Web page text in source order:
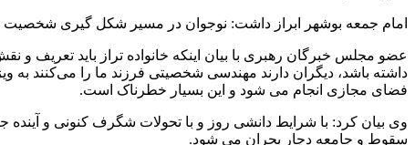
امام جمعه بوشهر ابراز داشت: نوجوان در مسیر شکل گیری شخصیت
عضو مجلس خبرگان رهبری با بیان اینکه خانواده تراز باید تعریف
داشته باشد، دیگران دارند مهندسی شخصیتی فرزند ما را می‌کنند
فضای مجازی انجام می شود و این بسیار خطرناک است.
وی بیان کرد: با شرایط دانشی روز و با تحولات شگرف کنونی و
سقوط و جامعه دچار بحران می شود.